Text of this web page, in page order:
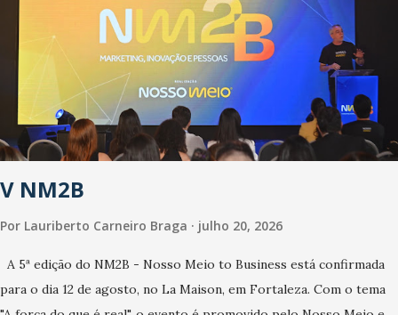
estamos vivendo uma epidemia comum, como temos em todos os
anos, com aumento de casos de dengue, influenza ou H1N1. Trata-
se de uma epidemia com um vírus diferente, com um poder de
contaminação maior que outros coronavírus”, apontou o
secretário. Segundo ele, é uma epidemia com chance de
contaminação alta, podendo gerar um grande risco à população e
ao sistema de saúde. “Precisamos saber fazer a estratificação do
risco da doença, para não so...
V NM2B
Por Lauriberto Carneiro Braga julho 20, 2026
A 5ª edição do NM2B - Nosso Meio to Business está confirmada
para o dia 12 de agosto, no La Maison, em Fortaleza. Com o tema